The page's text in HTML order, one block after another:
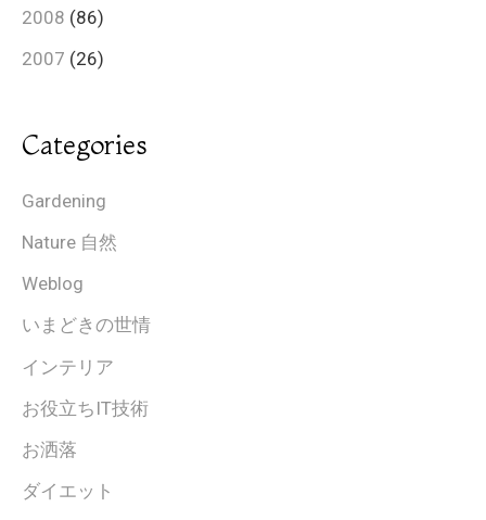
2008 (86)
2007 (26)
Categories
Gardening
Nature 自然
Weblog
いまどきの世情
インテリア
お役立ちIT技術
お洒落
ダイエット